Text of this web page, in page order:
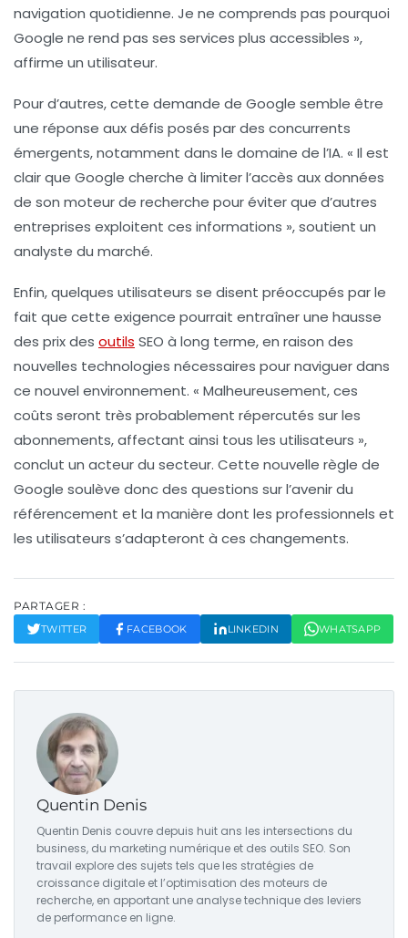
navigation quotidienne. Je ne comprends pas pourquoi
Google ne rend pas ses services plus accessibles »,
affirme un utilisateur.
Pour d’autres, cette demande de Google semble être
une réponse aux défis posés par des concurrents
émergents, notamment dans le domaine de l’IA. « Il est
clair que Google cherche à limiter l’accès aux données
de son moteur de recherche pour éviter que d’autres
entreprises exploitent ces informations », soutient un
analyste du marché.
Enfin, quelques utilisateurs se disent préoccupés par le
fait que cette exigence pourrait entraîner une hausse
des prix des outils SEO à long terme, en raison des
nouvelles technologies nécessaires pour naviguer dans
ce nouvel environnement. « Malheureusement, ces
coûts seront très probablement répercutés sur les
abonnements, affectant ainsi tous les utilisateurs »,
conclut un acteur du secteur. Cette nouvelle règle de
Google soulève donc des questions sur l’avenir du
référencement et la manière dont les professionnels et
les utilisateurs s’adapteront à ces changements.
PARTAGER :
TWITTER FACEBOOK LINKEDIN WHATSAPP
Quentin Denis
Quentin Denis couvre depuis huit ans les intersections du
business, du marketing numérique et des outils SEO. Son
travail explore des sujets tels que les stratégies de
croissance digitale et l’optimisation des moteurs de
recherche, en apportant une analyse technique des leviers
de performance en ligne.